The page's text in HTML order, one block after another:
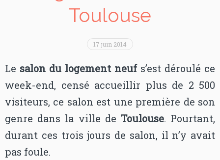
Toulouse
17 juin 2014
Le salon du logement neufs’est déroulé ce
week-end, censé accueillir plus de 2 500
visiteurs, ce salon est une première de son
genre dans la ville de Toulouse. Pourtant,
durant ces trois jours de salon, il n’y avait
pas foule.